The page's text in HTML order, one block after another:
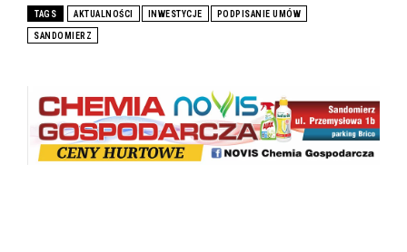
TAGS AKTUALNOŚCI INWESTYCJE PODPISANIE UMÓW
SANDOMIERZ